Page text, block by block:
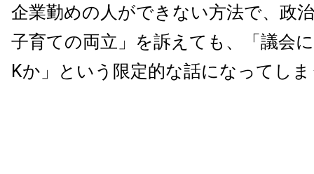
企業勤めの人ができない方法で、政
子育ての両立」を訴えても、「議会
Kか」という限定的な話になってし